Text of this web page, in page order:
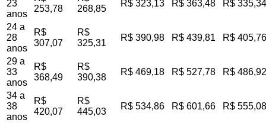
23
anos
253,78
268,85
R$ 323,13 R$ 363,48 R$ 335,34
24 a
28
anos
R$
307,07
R$
325,31
R$ 390,98 R$ 439,81 R$ 405,76
29 a
33
anos
R$
368,49
R$
390,38
R$ 469,18 R$ 527,78 R$ 486,92
34 a
38
anos
R$
420,07
R$
445,03
R$ 534,86 R$ 601,66 R$ 555,08